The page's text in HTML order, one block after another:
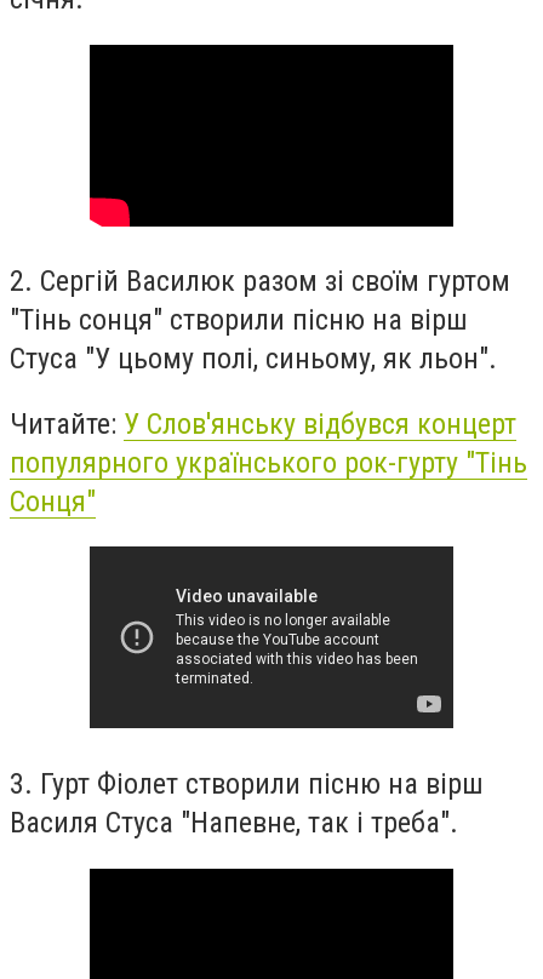
2. Сергій Василюк разом зі своїм гуртом
"Тінь сонця" створили пісню на вірш
Стуса "У цьому полі, синьому, як льон".
Читайте: У Слов'янську відбувся концерт
популярного українського рок-гурту "Тінь
Сонця"
3. Гурт Фіолет створили пісню на вірш
Василя Стуса "Напевне, так і треба".